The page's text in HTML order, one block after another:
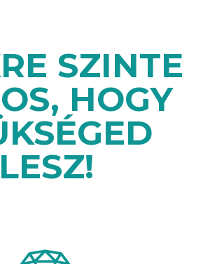
SZINTE
HOGY
LESZ!